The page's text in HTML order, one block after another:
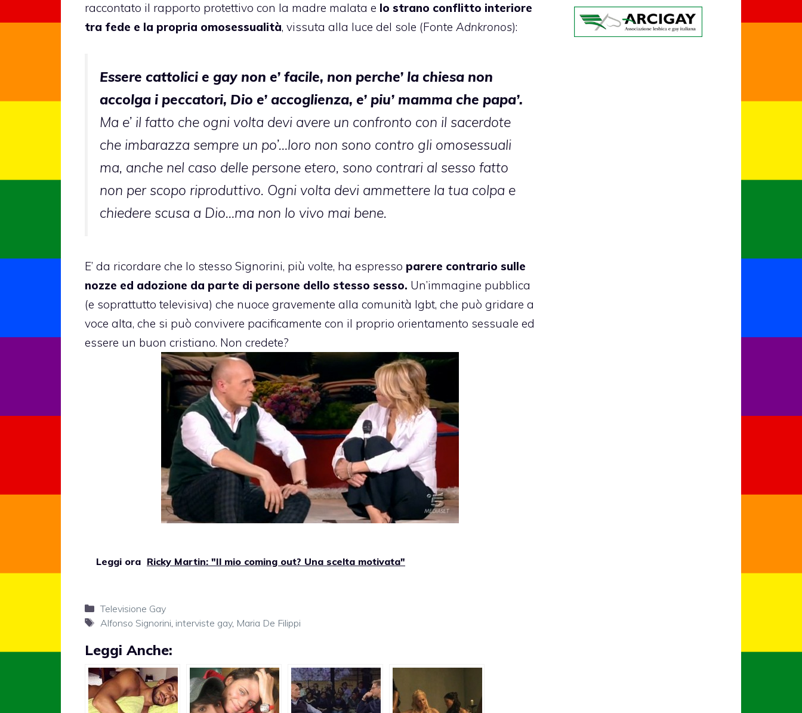
raccontato il rapporto protettivo con la madre malata e lo strano conflitto interiore
tra fede e la propria omosessualità, vissuta alla luce del sole (Fonte Adnkronos):
Essere cattolici e gay non e’ facile, non perche’ la chiesa non
accolga i peccatori, Dio e’ accoglienza, e’ piu’ mamma che papa’.
Ma e’ il fatto che ogni volta devi avere un confronto con il sacerdote
che imbarazza sempre un po’…loro non sono contro gli omosessuali
ma, anche nel caso delle persone etero, sono contrari al sesso fatto
non per scopo riproduttivo. Ogni volta devi ammettere la tua colpa e
chiedere scusa a Dio…ma non lo vivo mai bene.
E’ da ricordare che lo stesso Signorini, più volte, ha espresso parere contrario sulle
nozze ed adozione da parte di persone dello stesso sesso. Un’immagine pubblica
(e soprattutto televisiva) che nuoce gravemente alla comunità lgbt, che può gridare a
voce alta, che si può convivere pacificamente con il proprio orientamento sessuale ed
essere un buon cristiano. Non credete?
Leggi ora Ricky Martin: "Il mio coming out? Una scelta motivata"
Categorie
Televisione Gay
Tag
Alfonso Signorini interviste gay, Maria De Filippi
Leggi Anche: